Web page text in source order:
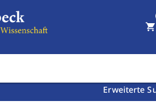
Erweiterte
shopping_cart